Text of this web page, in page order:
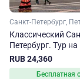
Санкт-Петербург,
Классический
Петербург. Тур на
RUB 24,360
Бесплатная